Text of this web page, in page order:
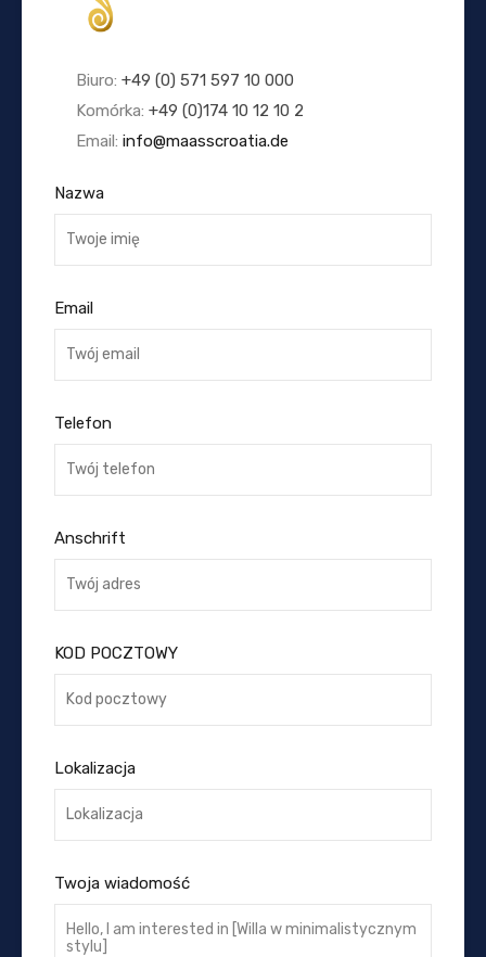
Biuro: +49 (0) 571 597 10 000
Komórka: +49 (0)174 10 12 10 2
Email: info@maasscroatia.de
Nazwa
Email
Telefon
Anschrift
KOD POCZTOWY
Lokalizacja
Twoja wiadomość